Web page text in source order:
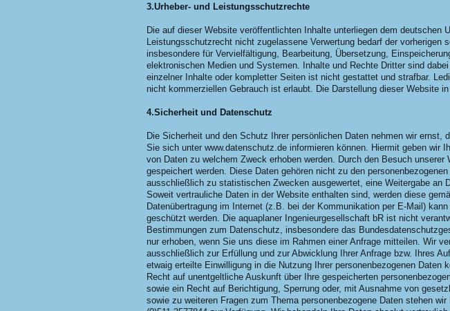
3.Urheber- und Leistungsschutzrechte
Die auf dieser Website veröffentlichten Inhalte unterliegen dem deutschen
Leistungsschutzrecht nicht zugelassene Verwertung bedarf der
insbesondere für Vervielfältigung, Bearbeitung, Übersetzung,
elektronischen Medien und Systemen. Inhalte und Rechte Dritter sind
einzelner Inhalte oder kompletter Seiten ist nicht gestattet und strafbar.
nicht kommerziellen Gebrauch ist erlaubt. Die Darstellung dieser Website
4.Sicherheit und Datenschutz
Die Sicherheit und den Schutz Ihrer persönlichen Daten nehmen wir
Sie sich unter www.datenschutz.de informieren können. Hiermit geben wir
von Daten zu welchem Zweck erhoben werden. Durch den Besuch
gespeichert werden. Diese Daten gehören nicht zu den
ausschließlich zu statistischen Zwecken ausgewertet, eine Weitergabe
Soweit vertrauliche Daten in der Website enthalten sind, werden diese
Datenübertragung im Internet (z.B. bei der Kommunikation per E-Mail)
geschützt werden. Die aquaplaner Ingenieurgesellschaft bR ist nicht
Bestimmungen zum Datenschutz, insbesondere das
nur erhoben, wenn Sie uns diese im Rahmen einer Anfrage mitteilen. Wir
ausschließlich zur Erfüllung und zur Abwicklung Ihrer Anfrage bzw. Ihres
etwaig erteilte Einwilligung in die Nutzung Ihrer personenbezogenen
Recht auf unentgeltliche Auskunft über Ihre gespeicherten
sowie ein Recht auf Berichtigung, Sperrung oder, mit Ausnahme von
sowie zu weiteren Fragen zum Thema personenbezogene Daten stehen